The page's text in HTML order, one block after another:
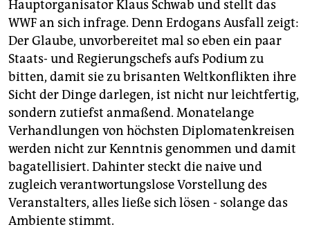
Hauptorganisator Klaus Schwab und stellt das
WWF an sich infrage. Denn Erdogans Ausfall zeigt:
Der Glaube, unvorbereitet mal so eben ein paar
Staats- und Regierungschefs aufs Podium zu
bitten, damit sie zu brisanten Weltkonflikten ihre
Sicht der Dinge darlegen, ist nicht nur leichtfertig,
sondern zutiefst anmaßend. Monatelange
Verhandlungen von höchsten Diplomatenkreisen
werden nicht zur Kenntnis genommen und damit
bagatellisiert. Dahinter steckt die naive und
zugleich verantwortungslose Vorstellung des
Veranstalters, alles ließe sich lösen - solange das
Ambiente stimmt.